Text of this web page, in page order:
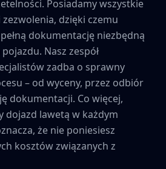
Posiadamy wszystkie
dzięki czemu
dokumentację niezbędną
Nasz zespół
zadba o sprawny
– od wyceny, przez odbiór
dokumentacji. Co więcej,
dojazd lawetą w każdym
że nie poniesiesz
kosztów związanych z